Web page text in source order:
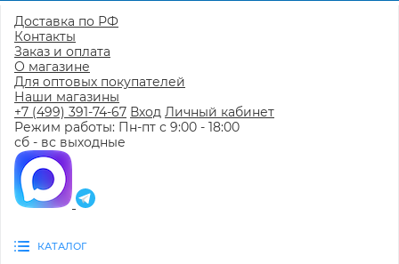
Доставка по РФ
Контакты
Заказ и оплата
О магазине
Для оптовых покупателей
Наши магазины
+7 (499) 391-74-67 Вход Личный кабинет
Режим работы: Пн-пт с 9:00 - 18:00
сб - вс выходные
КАТАЛОГ